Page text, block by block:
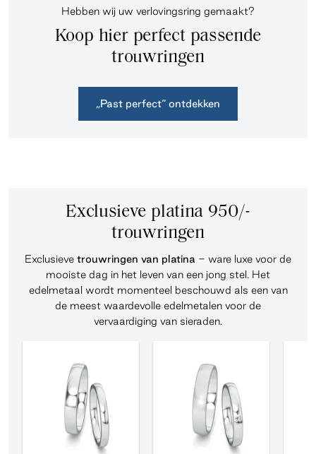
Hebben wij uw verlovingsring gemaakt?
Koop hier perfect passende
trouwringen
„Past perfect“ ontdekken
Exclusieve platina 950/-
trouwringen
Exclusieve trouwringen van platina - ware luxe voor de
mooiste dag in het leven van een jong stel. Het
edelmetaal wordt momenteel beschouwd als een van
de meest waardevolle edelmetalen voor de
vervaardiging van sieraden.